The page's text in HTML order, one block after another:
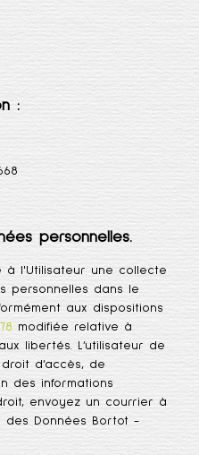
:
personnelles.
à l'Utilisateur une collecte
personnelles dans le
aux dispositions
modifiée relative à
libertés. L’utilisateur de
d’accès, de
des informations
envoyez un courrier à
des Données
Bortot -